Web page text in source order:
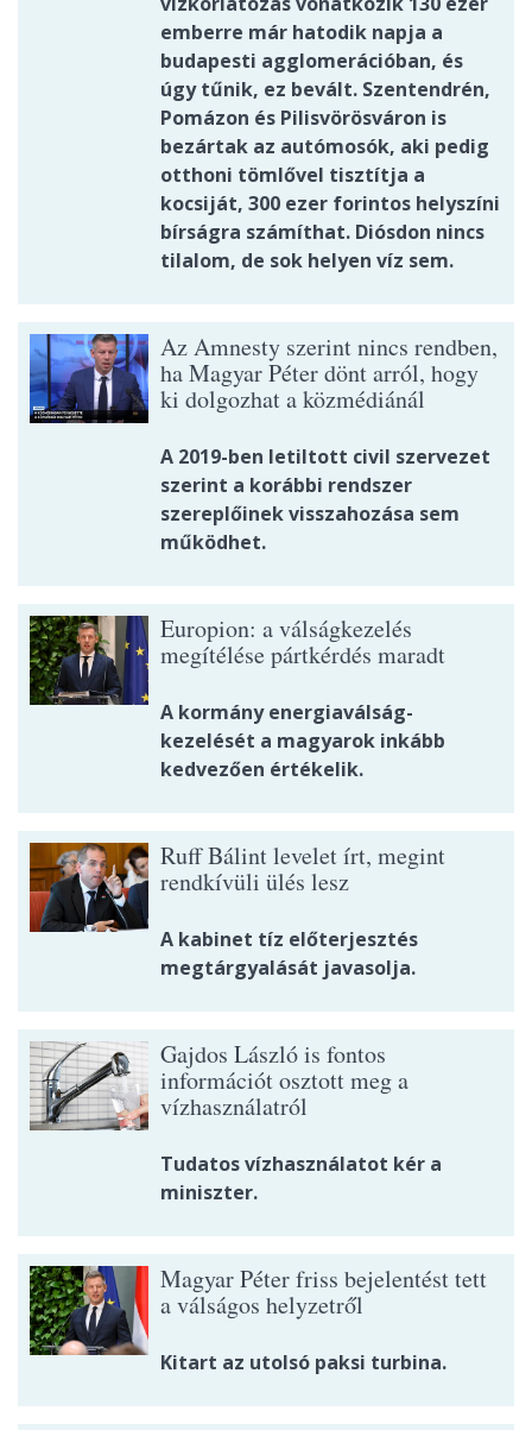
emberre már hatodik napja a
budapesti agglomerációban, és
úgy tűnik, ez bevált. Szentendrén,
Pomázon és Pilisvörösváron is
bezártak az autómosók, aki pedig
otthoni tömlővel tisztítja a
kocsiját, 300 ezer forintos helyszíni
bírságra számíthat. Diósdon nincs
tilalom, de sok helyen víz sem.
Az Amnesty szerint nincs rendben,
ha Magyar Péter dönt arról, hogy
ki dolgozhat a közmédiánál
A 2019-ben letiltott civil szervezet
szerint a korábbi rendszer
szereplőinek visszahozása sem
működhet.
Europion: a válságkezelés
megítélése pártkérdés maradt
A kormány energiaválság-
kezelését a magyarok inkább
kedvezően értékelik.
Ruff Bálint levelet írt, megint
rendkívüli ülés lesz
A kabinet tíz előterjesztés
megtárgyalását javasolja.
Gajdos László is fontos
információt osztott meg a
vízhasználatról
Tudatos vízhasználatot kér a
miniszter.
Magyar Péter friss bejelentést tett
a válságos helyzetről
Kitart az utolsó paksi turbina.